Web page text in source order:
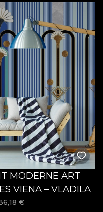
MODERNE ART
VIENA – VLADILA
€